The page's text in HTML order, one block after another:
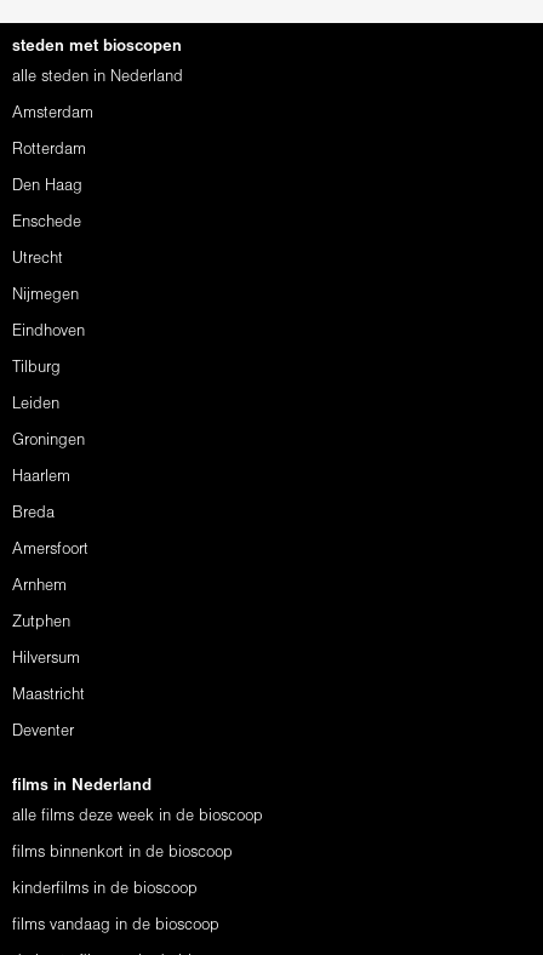
steden met bioscopen
alle steden in Nederland
Amsterdam
Rotterdam
Den Haag
Enschede
Utrecht
Nijmegen
Eindhoven
Tilburg
Leiden
Groningen
Haarlem
Breda
Amersfoort
Arnhem
Zutphen
Hilversum
Maastricht
Deventer
films in Nederland
alle films deze week in de bioscoop
films binnenkort in de bioscoop
kinderfilms in de bioscoop
films vandaag in de bioscoop